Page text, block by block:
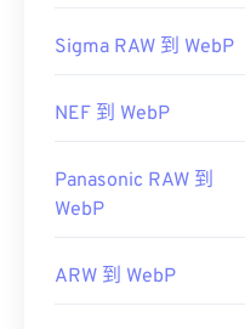
Sigma RAW 到 WebP
NEF 到 WebP
Panasonic RAW 到
WebP
ARW 到 WebP